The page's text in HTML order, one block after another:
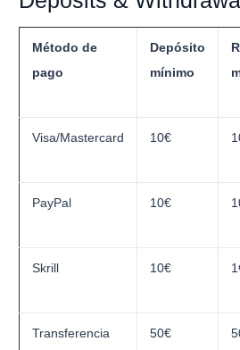
Método de
pago
Depósito
mínimo
Visa/Mastercard 10€
PayPal 10€
Skrill 10€
Transferencia
50€